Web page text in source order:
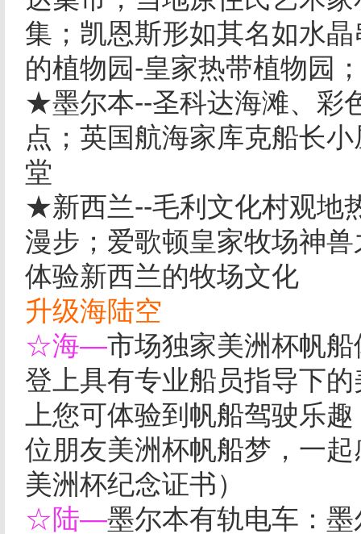
集；凯恩斯形如其名如水
的植物园-皇家热带植物园
★墨尔本--圣科达海滩、彩
点；英国航海家库克船长
堂
★新西兰--毛利文化村观地
漫步；爱歌顿皇家牧场神
体验新西兰的牧场文化
升级海陆空
☆海—市场独家美洲杯帆
登上具有专业船员指导下
上您可体验到帆船驾驶乐
位朋友美洲杯帆船梦，一
美洲杯纪念证书）
☆陆—墨尔本有轨电车：